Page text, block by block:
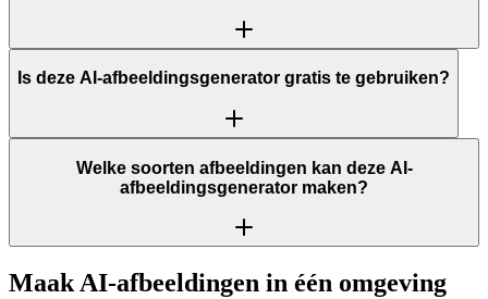
Is deze AI-afbeeldingsgenerator gratis te gebruiken?
Welke soorten afbeeldingen kan deze AI-
afbeeldingsgenerator maken?
Maak AI-afbeeldingen in één omgeving